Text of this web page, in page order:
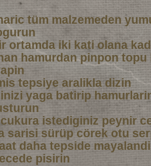
tüm malzemeden
ortamda iki kati olana
hamurdan pinpon
tepsiye aralikla dizin
yaga batirip
istediginiz peynir
sarisi sürüp cörek otu
daha tepside
pisirin